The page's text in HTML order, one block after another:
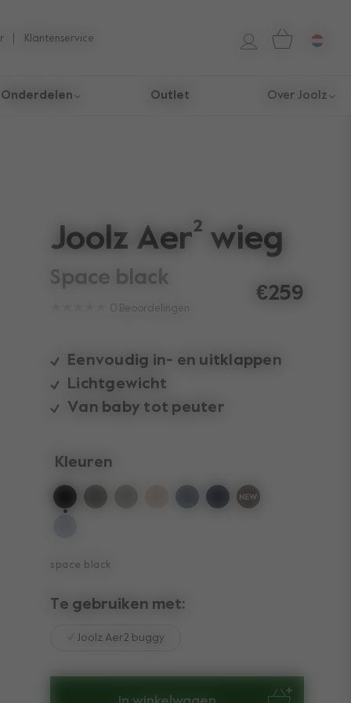
Klantenservice
Onderdelen Outlet Over Joolz
Joolz Aer² wieg
space black
0 Beoordelingen
€259
Eenvoudig in- en uitklappen
Lichtgewicht
Van baby tot peuter
Kleuren
space black
Te gebruiken met:
Joolz Aer2 buggy